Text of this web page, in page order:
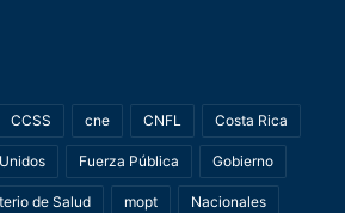
CCSS cne CNFL Costa Rica
Fuerza Pública Gobierno
de Salud mopt Nacionales